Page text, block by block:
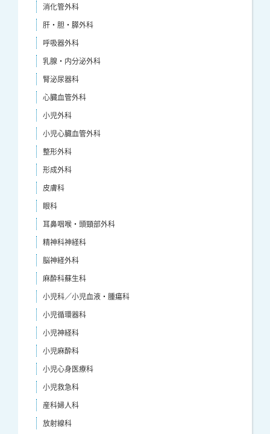
消化管外科
肝・胆・膵外科
呼吸器外科
乳腺・内分泌外科
腎泌尿器科
心臓血管外科
小児外科
小児心臓血管外科
整形外科
形成外科
皮膚科
眼科
耳鼻咽喉・頭頸部外科
精神科神経科
脳神経外科
麻酔科蘇生科
小児科／小児血液・腫瘍科
小児循環器科
小児神経科
小児麻酔科
小児心身医療科
小児救急科
産科婦人科
放射線科